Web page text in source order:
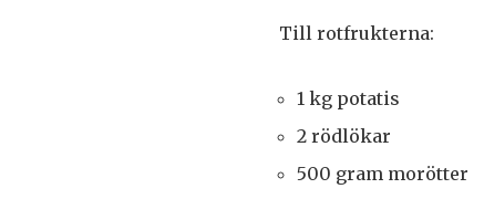
Till rotfrukterna:
1 kg potatis
2 rödlökar
500 gram morötter